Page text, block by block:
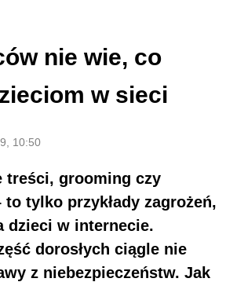
nie wie, co
w sieci
10:50
treści, grooming czy
tylko przykłady zagrożeń,
dzieci w internecie.
dorosłych ciągle nie
z niebezpieczeństw. Jak